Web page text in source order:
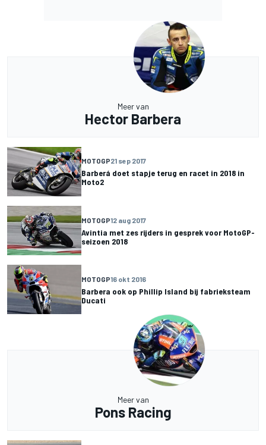
Meer van
Hector Barbera
MOTOGP21 sep 2017
Barberá doet stapje terug en racet in 2018 in
Moto2
MOTOGP12 aug 2017
Avintia met zes rijders in gesprek voor MotoGP-
seizoen 2018
MOTOGP16 okt 2016
Barbera ook op Phillip Island bij fabrieksteam
Ducati
Meer van
Pons Racing